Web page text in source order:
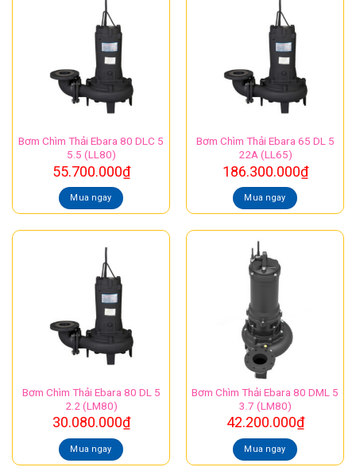
Bơm Chìm Thải Ebara 80 DLC 5
5.5 (LL80)
55.700.000₫
Mua ngay
Bơm Chìm Thải Ebara 65 DL 5
22A (LL65)
186.300.000₫
Mua ngay
Bơm Chìm Thải Ebara 80 DL 5
2.2 (LM80)
30.080.000₫
Mua ngay
Bơm Chìm Thải Ebara 80 DML 5
3.7 (LM80)
42.200.000₫
Mua ngay